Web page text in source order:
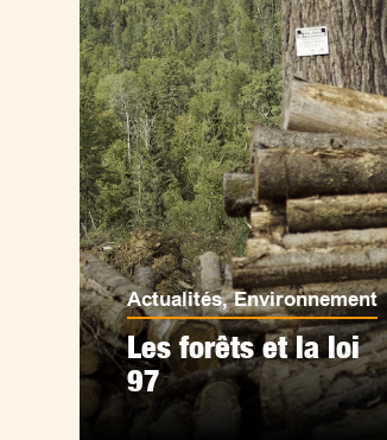
Actualités,Environnement
Les forêts et la loi
97